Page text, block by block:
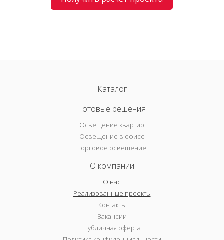
Каталог
Готовые решения
Освещение квартир
Освещение в офисе
Торговое освещение
О компании
О нас
Реализованные проекты
Контакты
Вакансии
Публичная оферта